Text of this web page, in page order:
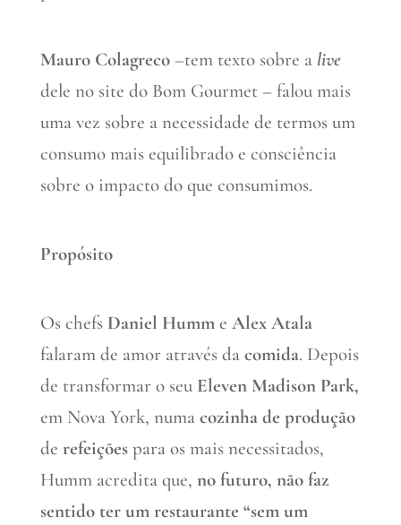
Mauro Colagreco –tem texto sobre a live
dele no site do Bom Gourmet – falou mais
uma vez sobre a necessidade de termos um
consumo mais equilibrado e consciência
sobre o impacto do que consumimos.
Propósito
Os chefs Daniel Humme Alex Atala
falaram de amor através da comida. Depois
de transformar o seu Eleven Madison Park,
em Nova York, numa cozinha de produção
de refeiçõespara os mais necessitados,
Humm acredita que, no futuro, não faz
sentido ter um restaurante “sem um